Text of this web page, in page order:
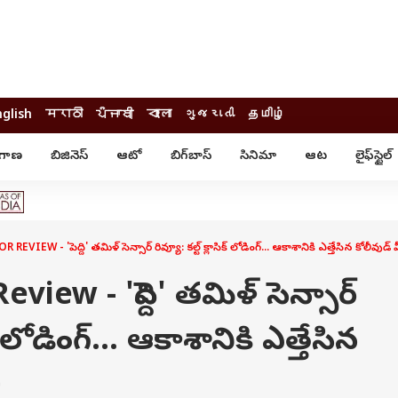
मराठी ਪੰਜਾਬੀ বাংলা ગુજરાતી தமிழ்
బిజినెస్ ఆటో బిగ్‌బాస్ సినిమా ఆట లైఫ్‌స్టైల్‌
ఓటీటీ-వెబ్‌సిరీస్‌
ఆట
క్రికెట్
ఐపీఎల్
ట్రెండింగ్
యువ
INDIA AT 2047
REVIEW - 'పెద్ది' తమిళ్ సెన్సార్ రివ్యూ: కల్ట్ క్లాసిక్ లోడింగ్... ఆకాశానికి ఎత్తేసిన
- 'పెద్ది' తమిళ్ సెన్సార్
లోడింగ్... ఆకాశానికి ఎత్తేసిన